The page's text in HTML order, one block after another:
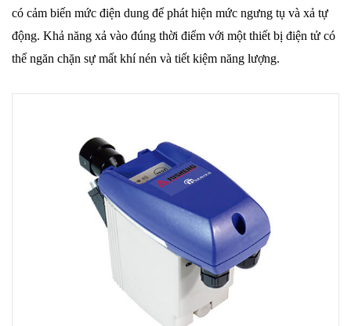
có cảm biến mức điện dung để phát hiện mức ngưng tụ và xả tự
động. Khả năng xả vào đúng thời điểm với một thiết bị điện tử có
thể ngăn chặn sự mất khí nén và tiết kiệm năng lượng.